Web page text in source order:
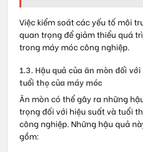
Việc kiểm soát các yếu tố môi
quan trọng để giảm thiểu quá
trong máy móc công nghiệp.
1.3. Hậu quả của ăn mòn đối
tuổi thọ của máy móc
Ăn mòn có thể gây ra những
trọng đối với hiệu suất và tuổi
công nghiệp. Những hậu quả
gồm: